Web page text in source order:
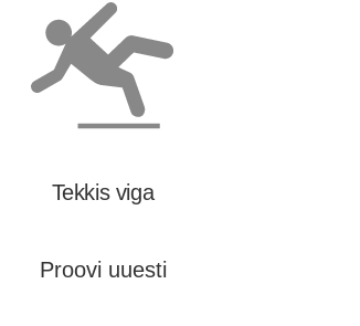
Tekkis viga
Proovi uuesti